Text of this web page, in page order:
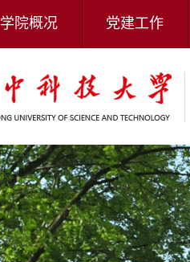
学院概况 党建工作